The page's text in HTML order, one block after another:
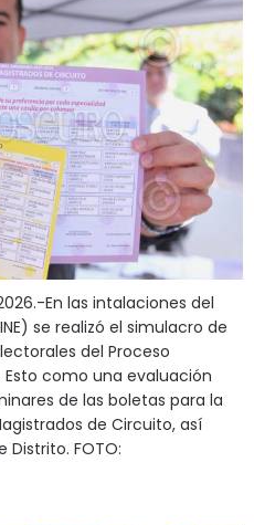
En las intalaciones del
se realizó el simulacro de
del Proceso
Esto como una evaluación
de las boletas para la
de Circuito, así
Distrito. FOTO: